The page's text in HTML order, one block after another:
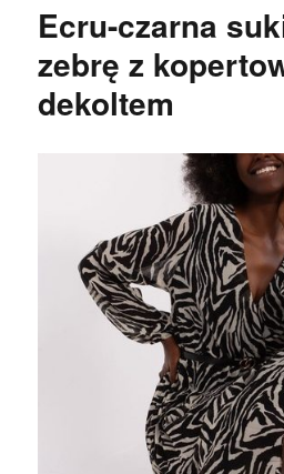
Ecru-czarna
zebrę z
dekoltem